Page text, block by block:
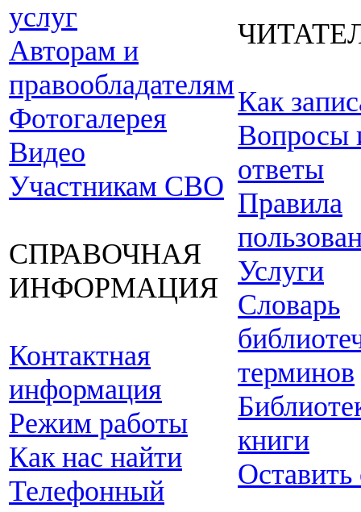
услуг
Авторам и
правообладателям
Фотогалерея
Видео
Участникам СВО
СПРАВОЧНАЯ
ИНФОРМАЦИЯ
Контактная
информация
Режим работы
Как нас найти
Телефонный
Как
Вопросы
ответы
Правила
Услуги
Словарь
терминов
книги
Оставить